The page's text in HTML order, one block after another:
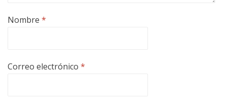
Nombre *
Correo electrónico *